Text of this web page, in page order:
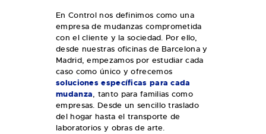
En Control nos definimos como una
empresa de mudanzas comprometida
con el cliente y la sociedad. Por ello,
desde nuestras oficinas de Barcelona y
Madrid, empezamos por estudiar cada
caso como único y ofrecemos
soluciones específicas para cada
mudanza, tanto para familias como
empresas. Desde un sencillo traslado
del hogar hasta el transporte de
laboratorios y obras de arte.